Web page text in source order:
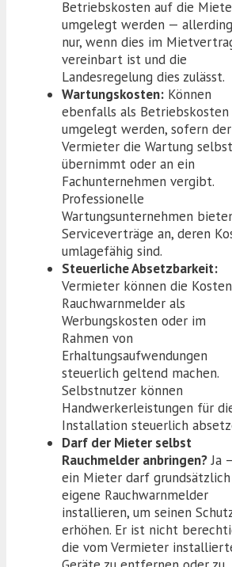
Betriebskosten auf die
umgelegt werden —
nur, wenn dies im
vereinbart ist und die
Landesregelung dies zulässt.
Wartungskosten: Können
ebenfalls als Betriebskosten
umgelegt werden, sofern der
Vermieter die Wartung selbst
übernimmt oder an ein
Fachunternehmen vergibt.
Professionelle
Wartungsunternehmen
Serviceverträge an, deren
umlagefähig sind.
Steuerliche Absetzbarkeit:
Vermieter können die
Rauchwarnmelder als
Werbungskosten oder im
Rahmen von
Erhaltungsaufwendungen
steuerlich geltend machen.
Selbstnutzer können
Handwerkerleistungen für
Installation steuerlich
Darf der Mieter selbst
Rauchmelder anbringen?Ja
ein Mieter darf grundsätzlich
eigene Rauchwarnmelder
installieren, um seinen
erhöhen. Er ist nicht
die vom Vermieter